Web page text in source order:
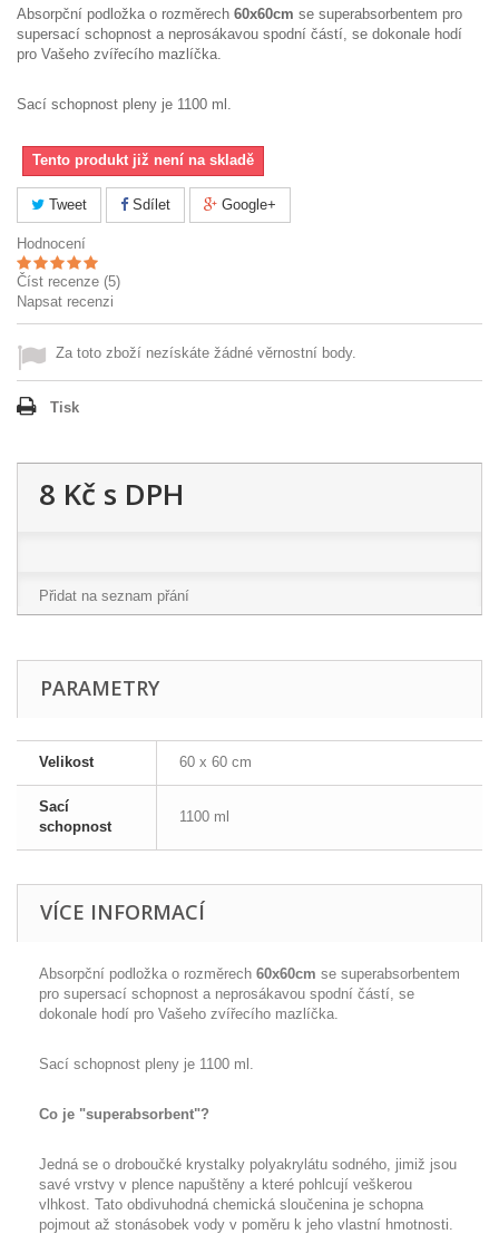
Absorpční podložka o rozměrech 60x60cm se superabsorbentem pro
supersací schopnost a neprosákavou spodní částí, se dokonale hodí
pro Vašeho zvířecího mazlíčka.
Sací schopnost pleny je 1100 ml.
Tento produkt již není na skladě
Tweet Sdílet Google+
Hodnocení
Číst recenze (5)
Napsat recenzi
Za toto zboží nezískáte žádné věrnostní body.
Tisk
8 Kč s DPH
Přidat na seznam přání
PARAMETRY
Velikost 60 x 60 cm
Sací
schopnost
1100 ml
VÍCE INFORMACÍ
Absorpční podložka o rozměrech 60x60cm se superabsorbentem
pro supersací schopnost a neprosákavou spodní částí, se
dokonale hodí pro Vašeho zvířecího mazlíčka.
Sací schopnost pleny je 1100 ml.
Co je "superabsorbent"?
Jedná se o droboučké krystalky polyakrylátu sodného, jimiž jsou
savé vrstvy v plence napuštěny a které pohlcují veškerou
vlhkost. Tato obdivuhodná chemická sloučenina je schopna
pojmout až stonásobek vody v poměru k jeho vlastní hmotnosti.